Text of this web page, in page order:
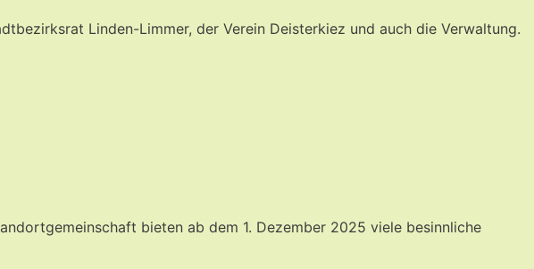
Linden-Limmer, der Verein Deisterkiez und auch die Verwaltung.
bieten ab dem 1. Dezember 2025 viele besinnliche